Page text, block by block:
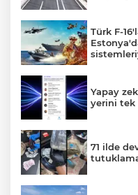
Türk F-
Yapay
yerini tek
71 ilde